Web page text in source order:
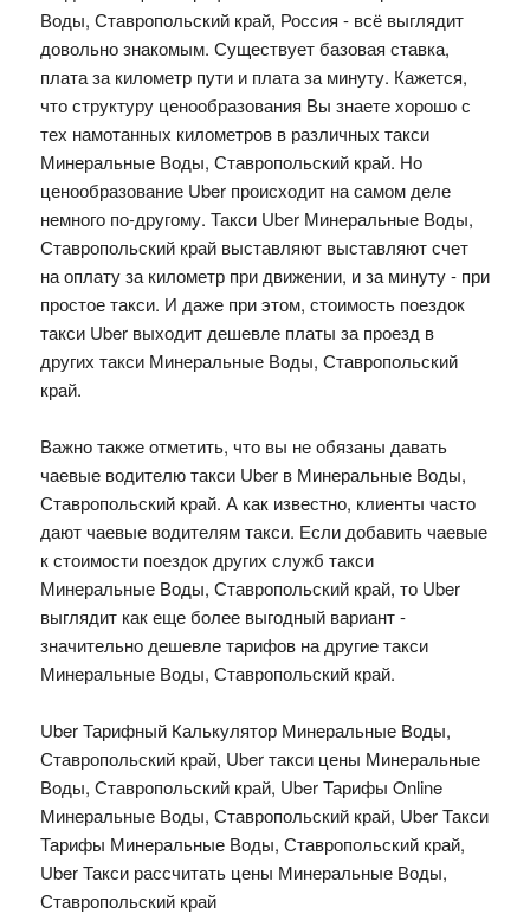
Воды, Ставропольский край, Россия - всё выглядит
довольно знакомым. Существует базовая ставка,
плата за километр пути и плата за минуту. Кажется,
что структуру ценообразования Вы знаете хорошо с
тех намотанных километров в различных такси
Минеральные Воды, Ставропольский край. Но
ценообразование Uber происходит на самом деле
немного по-другому. Такси Uber Минеральные Воды,
Ставропольский край выставляют выставляют счет
на оплату за километр при движении, и за минуту - при
простое такси. И даже при этом, стоимость поездок
такси Uber выходит дешевле платы за проезд в
других такси Минеральные Воды, Ставропольский
край.
Важно также отметить, что вы не обязаны давать
чаевые водителю такси Uber в Минеральные Воды,
Ставропольский край. А как известно, клиенты часто
дают чаевые водителям такси. Если добавить чаевые
к стоимости поездок других служб такси
Минеральные Воды, Ставропольский край, то Uber
выглядит как еще более выгодный вариант -
значительно дешевле тарифов на другие такси
Минеральные Воды, Ставропольский край.
Uber Тарифный Калькулятор Минеральные Воды,
Ставропольский край, Uber такси цены Минеральные
Воды, Ставропольский край, Uber Тарифы Online
Минеральные Воды, Ставропольский край, Uber Такси
Тарифы Минеральные Воды, Ставропольский край,
Uber Такси рассчитать цены Минеральные Воды,
Ставропольский край